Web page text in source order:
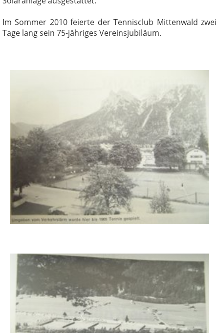
Im Sommer 2010 feierte der Tennisclub Mittenwald zwei
Tage lang sein 75-jähriges Vereinsjubiläum.